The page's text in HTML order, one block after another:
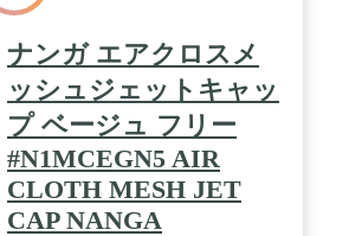
ナンガ エアクロスメ
ッシュジェットキャッ
プ ベージュ フリー
#N1MCEGN5 AIR
CLOTH MESH JET
CAP NANGA